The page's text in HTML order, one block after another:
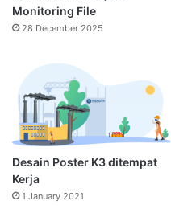
Monitoring File
28 December 2025
Desain Poster K3 ditempat
Kerja
1 January 2021